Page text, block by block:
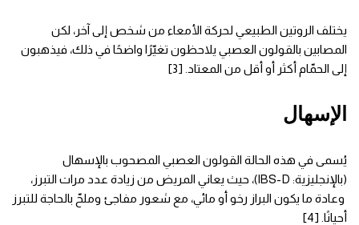
يختلف الروتين الطبيعي لحركة الأمعاء من شخص إلى آخر، لكن
المصابين بالقولون العصبي يلاحظون تغيّرًا واضحًا في ذلك، فيذهبون
إلى الحمّام أكثر أو أقل من المعتاد. [3]
الإسهال
يُسمى في هذه الحالة القولون العصبي المصحوب بالإسهال
(بالإنجليزية: IBS-D)، حيث يعاني المريض من زيادة عدد مرات التبرز،
وعادة ما يكون البراز رخو أو مائي، مع شعور مفاجئ وملحّ بالحاجة للتبرز
أحيانًا. [4]